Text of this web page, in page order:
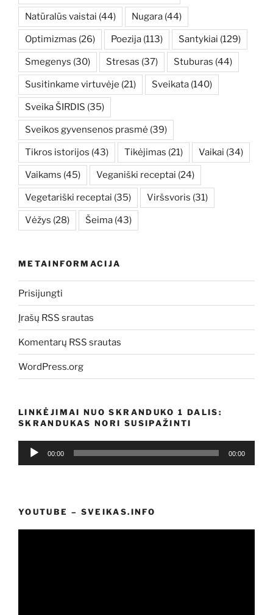
Natūralūs vaistai (44) Nugara (44)
Optimizmas (26) Poezija (113) Santykiai (129)
Smegenys (30) Stresas (37) Stuburas (44)
Susitinkame virtuvėje (21) Sveikata (140)
Sveika ŠIRDIS (35)
Sveikos gyvensenos prasmė (39)
Tikros istorijos (43) Tikėjimas (21) Vaikai (34)
Vaikams (45) Veganiški receptai (24)
Vegetariški receptai (35) Viršsvoris (31)
Vėžys (28) Šeima (43)
METAINFORMACIJA
Prisijungti
Įrašų RSS srautas
Komentarų RSS srautas
WordPress.org
LINKĖJIMAI NUO SKRANDUKO 1 DALIS:
SKRANDUKAS NORI SUSIPAŽINTI
Audio
00:00 00:00
YOUTUBE – SVEIKAS.INFO